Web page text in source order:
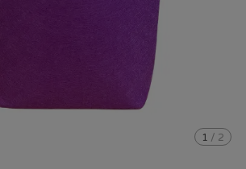
1 / 2